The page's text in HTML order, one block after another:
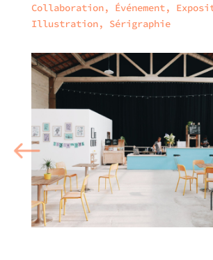
Collaboration, Événement,
Illustration, Sérigraphie